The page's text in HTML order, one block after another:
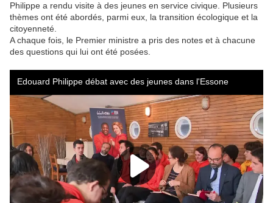
Philippe a rendu visite à des jeunes en service civique. Plusieurs
thèmes ont été abordés, parmi eux, la transition écologique et la
citoyenneté.
A chaque fois, le Premier ministre a pris des notes et à chacune
des questions qui lui ont été posées.